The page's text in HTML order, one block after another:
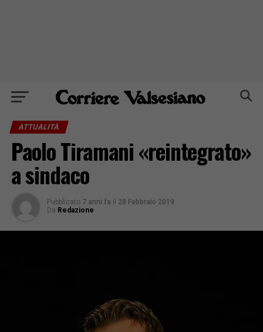
ATTUALITÀ
Paolo Tiramani «reintegrato»
a sindaco
Pubblicato 7 anni fa il 28 Febbraio 2019
Da Redazione